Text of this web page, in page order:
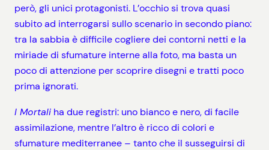
però, gli unici protagonisti. L’occhio si trova quasi
subito ad interrogarsi sullo scenario in secondo piano:
tra la sabbia è difficile cogliere dei contorni netti e la
miriade di sfumature interne alla foto, ma basta un
poco di attenzione per scoprire disegni e tratti poco
prima ignorati.
I Mortali ha due registri: uno bianco e nero, di facile
assimilazione, mentre l’altro è ricco di colori e
sfumature mediterranee – tanto che il susseguirsi di